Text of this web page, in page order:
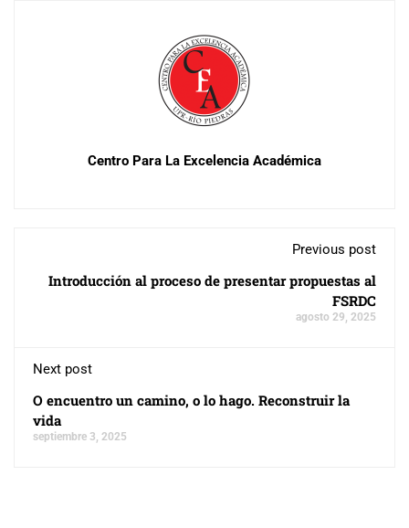
Centro Para La Excelencia Académica
Previous post
Introducción al proceso de presentar propuestas al
FSRDC
agosto 29, 2025
Next post
O encuentro un camino, o lo hago. Reconstruir la
vida
septiembre 3, 2025